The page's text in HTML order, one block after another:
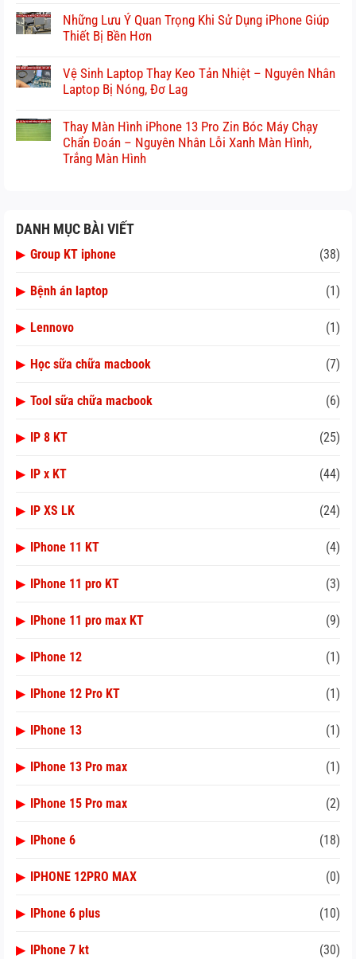
Những Lưu Ý Quan Trọng Khi Sử Dụng iPhone Giúp
Thiết Bị Bền Hơn
Vệ Sinh Laptop Thay Keo Tản Nhiệt – Nguyên Nhân
Laptop Bị Nóng, Đơ Lag
Thay Màn Hình iPhone 13 Pro Zin Bóc Máy Chạy
Chẩn Đoán – Nguyên Nhân Lỗi Xanh Màn Hình,
Trắng Màn Hình
DANH MỤC BÀI VIẾT
▶ Group KT iphone (38)
▶ Bệnh án laptop (1)
▶ Lennovo (1)
▶ Học sữa chữa macbook (7)
▶ Tool sữa chữa macbook (6)
▶ IP 8 KT (25)
▶ IP x KT (44)
▶ IP XS LK (24)
▶ IPhone 11 KT (4)
▶ IPhone 11 pro KT (3)
▶ IPhone 11 pro max KT (9)
▶ IPhone 12 (1)
▶ IPhone 12 Pro KT (1)
▶ IPhone 13 (1)
▶ IPhone 13 Pro max (1)
▶ IPhone 15 Pro max (2)
▶ IPhone 6 (18)
▶ IPHONE 12PRO MAX (0)
▶ IPhone 6 plus (10)
▶ IPhone 7 kt (30)